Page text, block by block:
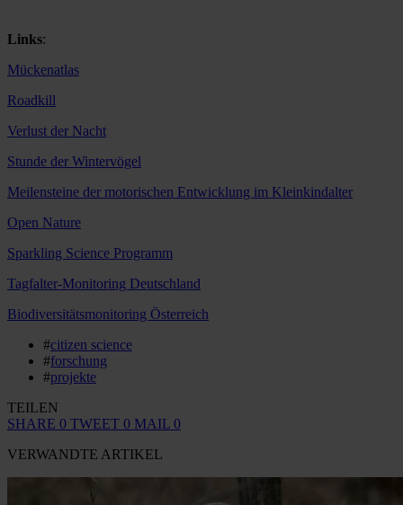
Links:
Mückenatlas
Roadkill
Verlust der Nacht
Stunde der Wintervögel
Meilensteine der motorischen Entwicklung im Kleinkindalter
Open Nature
Sparkling Science Programm
Tagfalter-Monitoring Deutschland
Biodiversitätsmonitoring Österreich
#citizen science
#forschung
#projekte
TEILEN
SHARE 0 TWEET 0 MAIL 0
VERWANDTE ARTIKEL